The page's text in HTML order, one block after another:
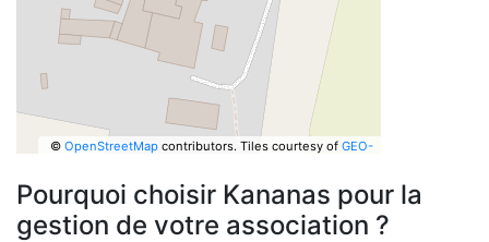
© OpenStreetMapcontributors. Tiles courtesy of GEO-
Pourquoi choisir Kananas pour la
gestion de votre association ?